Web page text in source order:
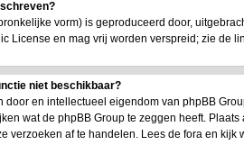
vorm) is geproduceerd door,
License en mag vrij worden verspreid; zie de
niet beschikbaar?
door en intellectueel eigendom van phpBB
wat de phpBB Group te zeggen heeft.
verzoeken af te handelen. Lees de fora en